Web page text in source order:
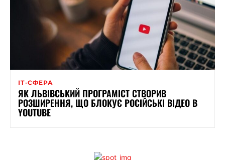
ІТ-СФЕРА
ЯК ЛЬВІВСЬКИЙ ПРОГРАМІСТ СТВОРИВ
РОЗШИРЕННЯ, ЩО БЛОКУЄ РОСІЙСЬКІ ВІДЕО В
YOUTUBE